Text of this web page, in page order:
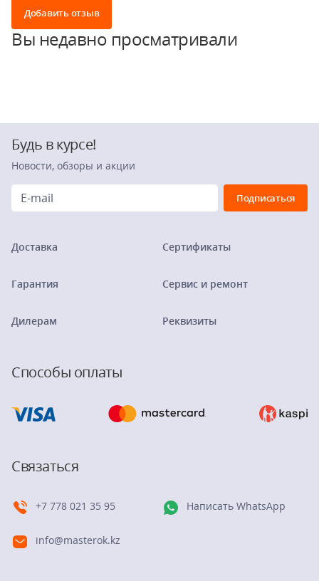
Добавить отзыв
Вы недавно просматривали
Будь в курсе!
Новости, обзоры и акции
Доставка
Гарантия
Дилерам
Сертификаты
Сервис и ремонт
Реквизиты
Способы оплаты
Связаться
+7 778 021 35 95 Написать WhatsApp
info@masterok.kz